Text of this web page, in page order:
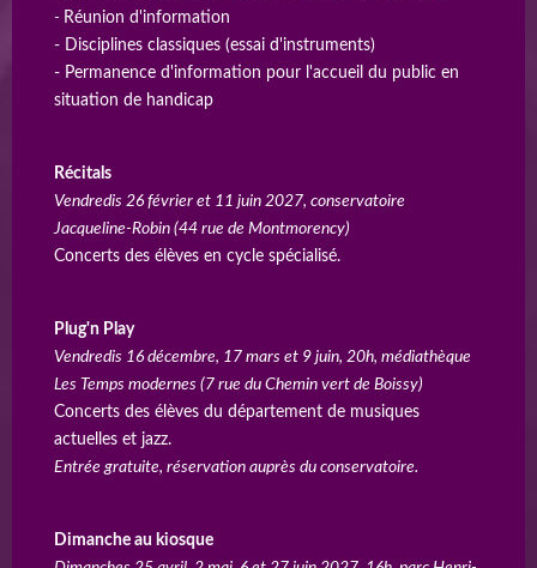
- Réunion d'information
- Disciplines classiques (essai d'instruments)
- Permanence d'information pour l'accueil du public en
situation de handicap
Récitals
Vendredis 26 février et 11 juin 2027, conservatoire
Jacqueline-Robin (44 rue de Montmorency)
Concerts des élèves en cycle spécialisé.
Plug'n Play
Vendredis 16 décembre, 17 mars et 9 juin, 20h, médiathèque
Les Temps modernes (7 rue du Chemin vert de Boissy)
Concerts des élèves du département de musiques
actuelles et jazz.
Entrée gratuite, réservation auprès du conservatoire.
Dimanche au kiosque